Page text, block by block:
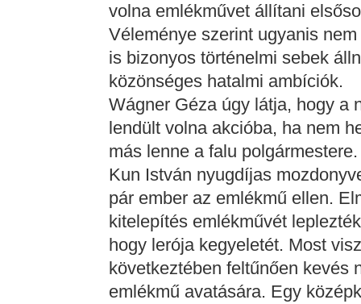
volna emlékművet állítani
Véleménye szerint ugyanis
is bizonyos történelmi sebek
közönséges hatalmi ambíciók.
Wágner Géza úgy látja, hogy a
lendült volna akcióba, ha nem
más lenne a falu polgármestere.
Kun István nyugdíjas
pár ember az emlékmű ellen.
kitelepítés emlékművét
hogy lerója kegyeletét. Most
következtében feltűnően kevés
emlékmű avatására. Egy